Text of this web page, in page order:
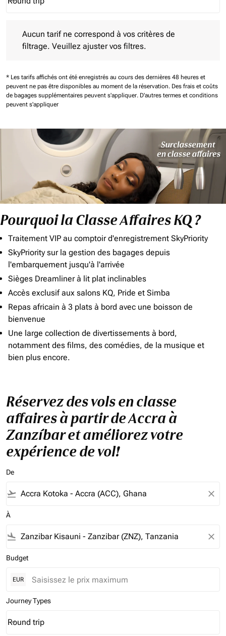
Journey Types option Round trip Selected
Aucun tarif ne correspond à vos critères de
filtrage. Veuillez ajuster vos filtres.
* Les tarifs affichés ont été enregistrés au cours des dernières 48 heures et
peuvent ne pas être disponibles au moment de la réservation. Des frais et coûts
de bagages supplémentaires peuvent s'appliquer. D'autres termes et conditions
peuvent s'appliquer
Pourquoi la Classe Affaires KQ ?
Traitement VIP au comptoir d'enregistrement SkyPriority
SkyPriority sur la gestion des bagages depuis
l'embarquement jusqu'à l'arrivée
Sièges Dreamliner à lit plat inclinables
Accès exclusif aux salons KQ, Pride et Simba
Repas africain à 3 plats à bord avec une boisson de
bienvenue
Une large collection de divertissements à bord,
notamment des films, des comédies, de la musique et
bien plus encore.
Réservez des vols en classe
affaires à partir de Accra à
Zanzíbar et améliorez votre
expérience de vol!
De
flight_takeoff close
À
flight_land close
Budget
EUR
Journey Types
Journey Types option Round trip Selected
Round trip
keyboard_arrow_down